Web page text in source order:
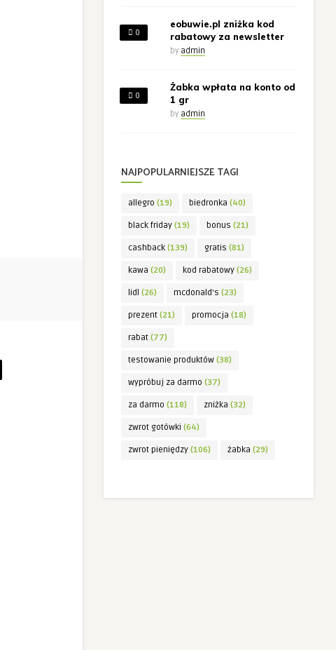
0
eobuwie.pl zniżka kod
rabatowy za newsletter
by admin
0
Żabka wpłata na konto od
1 gr
by admin
NAJPOPULARNIEJSZE TAGI
allegro (19) biedronka (40)
black friday (19) bonus (21)
cashback (139) gratis (81)
kawa (20) kod rabatowy (26)
lidl (26) mcdonald's (23)
prezent (21) promocja (18)
rabat (77)
testowanie produktów (38)
wypróbuj za darmo (37)
za darmo (118) zniżka (32)
zwrot gotówki (64)
zwrot pieniędzy (106) żabka (29)